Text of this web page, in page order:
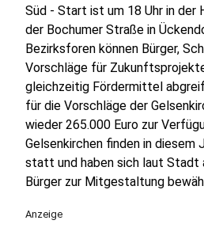
Süd - Start ist um 18 Uhr in der
der Bochumer Straße in
Bezirksforen können Bürger,
Vorschläge für
gleichzeitig Fördermittel
für die Vorschläge der
wieder 265.000 Euro zur
Gelsenkirchen finden in diesem
statt und haben sich laut Stadt
Bürger zur Mitgestaltung
Anzeige